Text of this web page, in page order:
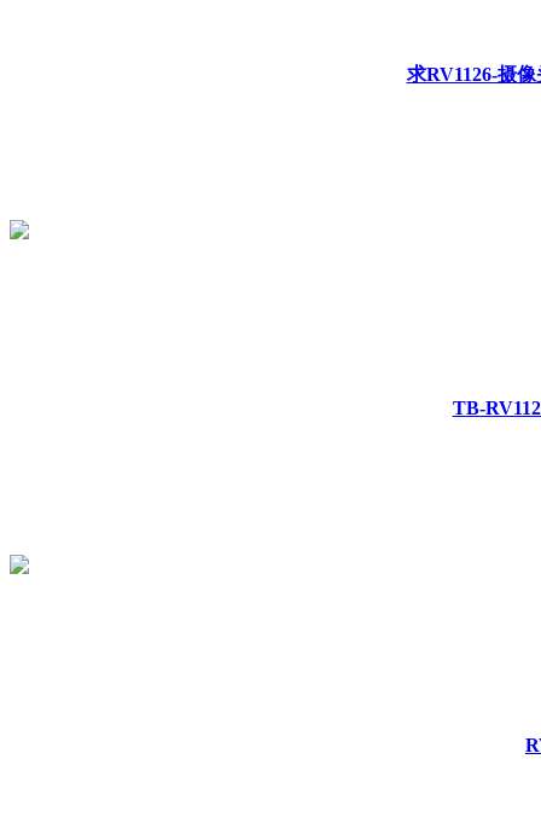
求RV1126-摄像
TB-